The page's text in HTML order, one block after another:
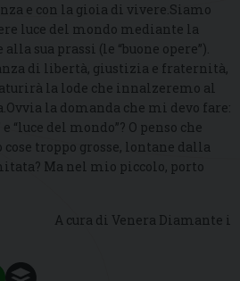
e con la gioia di vivere.Siamo
luce del mondo mediante la
alla sua prassi (le “buone opere”).
di libertà, giustizia e fraternità,
la lode che innalzeremo al
la domanda che mi devo fare:
“luce del mondo”? O penso che
cose troppo grosse, lontane dalla
Ma nel mio piccolo, porto
A cura di Venera Diamante i